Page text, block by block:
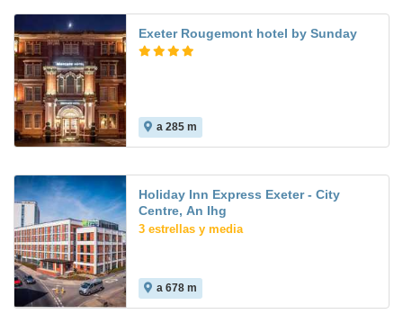
Exeter Rougemont hotel by Sunday
a 285 m
Holiday Inn Express Exeter - City
Centre, An Ihg
3 estrellas y media
a 678 m